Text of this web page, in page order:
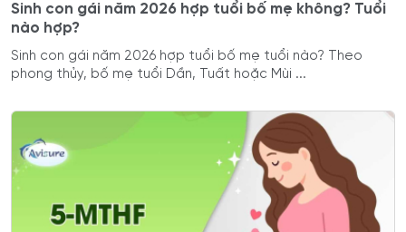
Sinh con gái năm 2026 hợp tuổi bố mẹ không? Tuổi
nào hợp?
Sinh con gái năm 2026 hợp tuổi bố mẹ tuổi nào? Theo
phong thủy, bố mẹ tuổi Dần, Tuất hoặc Mùi ...